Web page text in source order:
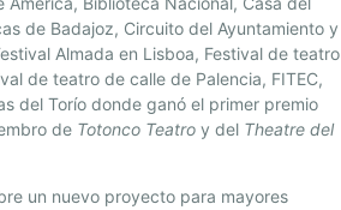
de Badajoz, Circuito del Ayuntamiento y
Almada en Lisboa, Festival de teatro
de teatro de calle de Palencia, FITEC,
del Torío donde ganó el primer premio
de Totonco Teatro y del Theatre del
un nuevo proyecto para mayores